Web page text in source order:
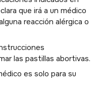
que irá a un médico
reacción alérgica o
las pastillas abortivas.
es solo para su